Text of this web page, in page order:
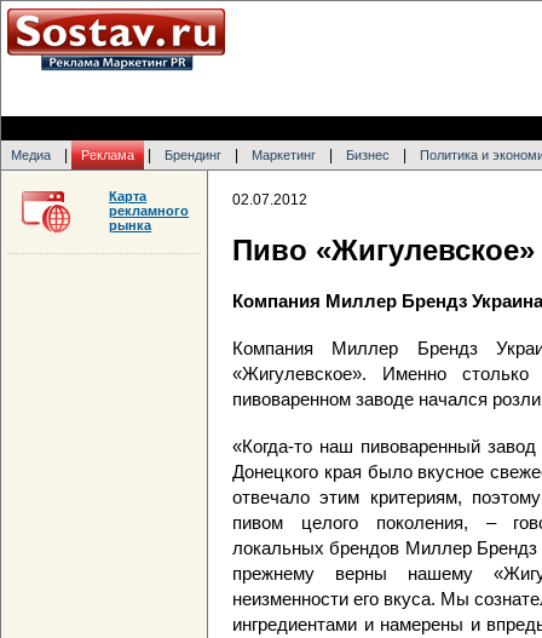
Медиа Реклама Брендинг Маркетинг Бизнес Политика и
02.07.2012
Пиво «Жигулевское»
Компания Миллер Брендз
Компания Миллер Брендз
«Жигулевское». Именно
пивоваренном заводе начался
«Когда-то наш пивоваренный
Донецкого края было вкусное
отвечало этим критериям,
пивом целого поколения, –
локальных брендов Миллер Брендз
прежнему верны нашему
неизменности его вкуса. Мы
ингредиентами и намерены и
Карта
рекламного
рынка